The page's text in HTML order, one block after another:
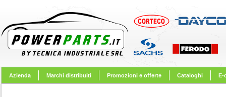
Azienda Marchi distribuiti Promozioni e offerte Cataloghi E-